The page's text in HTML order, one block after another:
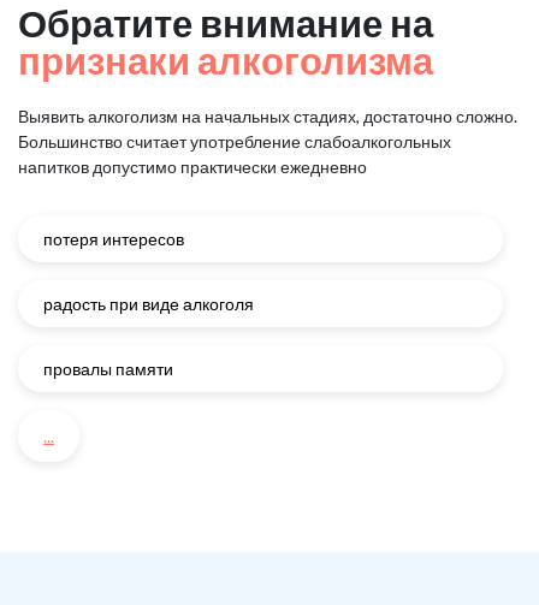
Обратите внимание на
признаки алкоголизма
Выявить алкоголизм на начальных стадиях, достаточно сложно.
Большинство считает употребление слабоалкогольных
напитков допустимо практически ежедневно
потеря интересов
радость при виде алкоголя
провалы памяти
...